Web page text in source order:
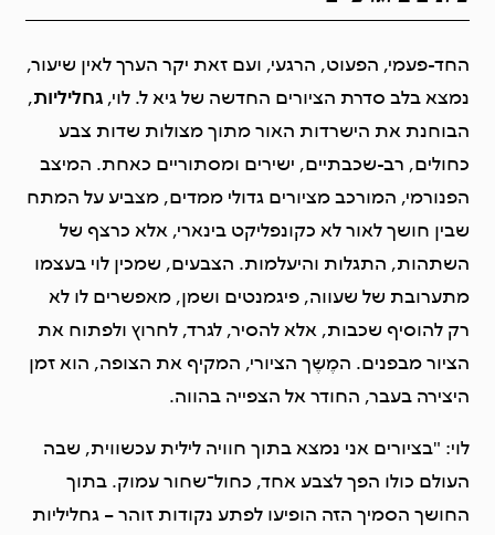
החד-פעמי, הפעוט, הרגעי, ועם זאת יקר הערך לאין שיעור,
נמצא בלב סדרת הציורים החדשה של גיא ל. לוי, גחליליות,
הבוחנת את הישרדות האור מתוך מצולות שדות צבע
כחולים, רב-שכבתיים, ישירים ומסתוריים כאחת. המיצב
הפנורמי, המורכב מציורים גדולי ממדים, מצביע על המתח
שבין חושך לאור לא כקונפליקט בינארי, אלא כרצף של
השתהות, התגלות והיעלמות. הצבעים, שמכין לוי בעצמו
מתערובת של שעווה, פיגמנטים ושמן, מאפשרים לו לא
רק להוסיף שכבות, אלא להסיר, לגרד, לחרוץ ולפתוח את
הציור מבפנים. המֶשֶך הציורי, המקיף את הצופה, הוא זמן
היצירה בעבר, החודר אל הצפייה בהווה.
לוי: "בציורים אני נמצא בתוך חוויה לילית עכשווית, שבה
העולם כולו הפך לצבע אחד, כחול־שחור עמוק. בתוך
החושך הסמיך הזה הופיעו לפתע נקודות זוהר – גחליליות